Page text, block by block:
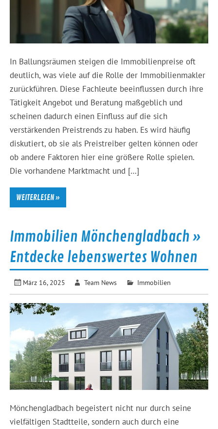
In Ballungsräumen steigen die Immobilienpreise oft
deutlich, was viele auf die Rolle der Immobilienmakler
zurückführen. Diese Fachleute beeinflussen durch ihre
Tätigkeit Angebot und Beratung maßgeblich und
scheinen dadurch einen Einfluss auf die sich
verstärkenden Preistrends zu haben. Es wird häufig
diskutiert, ob sie als Preistreiber gelten können oder
ob andere Faktoren hier eine größere Rolle spielen.
Die vorhandene Marktmacht und […]
WEITERLESEN »
Immobilien Mönchengladbach »
Entdecke lebenswertes Wohnen
März 16, 2025 Team News Immobilien
Mönchengladbach begeistert nicht nur durch seine
vielfältigen Stadtteile, sondern auch durch eine